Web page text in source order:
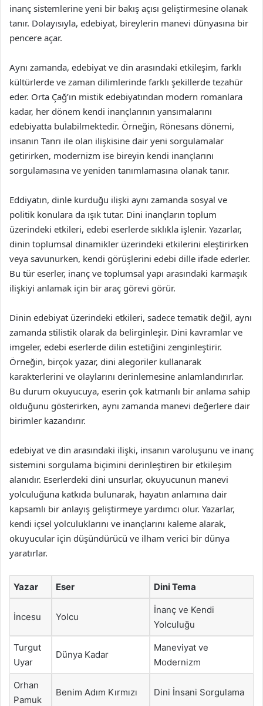
inanç sistemlerine yeni bir bakış açısı geliştirmesine olanak
tanır. Dolayısıyla, edebiyat, bireylerin manevi dünyasına bir
pencere açar.
Aynı zamanda, edebiyat ve din arasındaki etkileşim, farklı
kültürlerde ve zaman dilimlerinde farklı şekillerde tezahür
eder. Orta Çağ’ın mistik edebiyatından modern romanlara
kadar, her dönem kendi inançlarının yansımalarını
edebiyatta bulabilmektedir. Örneğin, Rönesans dönemi,
insanın Tanrı ile olan ilişkisine dair yeni sorgulamalar
getirirken, modernizm ise bireyin kendi inançlarını
sorgulamasına ve yeniden tanımlamasına olanak tanır.
Eddiyatın, dinle kurduğu ilişki aynı zamanda sosyal ve
politik konulara da ışık tutar. Dini inançların toplum
üzerindeki etkileri, edebi eserlerde sıklıkla işlenir. Yazarlar,
dinin toplumsal dinamikler üzerindeki etkilerini eleştirirken
veya savunurken, kendi görüşlerini edebi dille ifade ederler.
Bu tür eserler, inanç ve toplumsal yapı arasındaki karmaşık
ilişkiyi anlamak için bir araç görevi görür.
Dinin edebiyat üzerindeki etkileri, sadece tematik değil, aynı
zamanda stilistik olarak da belirginleşir. Dini kavramlar ve
imgeler, edebi eserlerde dilin estetiğini zenginleştirir.
Örneğin, birçok yazar, dini alegoriler kullanarak
karakterlerini ve olaylarını derinlemesine anlamlandırırlar.
Bu durum okuyucuya, eserin çok katmanlı bir anlama sahip
olduğunu gösterirken, aynı zamanda manevi değerlere dair
birimler kazandırır.
edebiyat ve din arasındaki ilişki, insanın varoluşunu ve inanç
sistemini sorgulama biçimini derinleştiren bir etkileşim
alanıdır. Eserlerdeki dini unsurlar, okuyucunun manevi
yolculuğuna katkıda bulunarak, hayatın anlamına dair
kapsamlı bir anlayış geliştirmeye yardımcı olur. Yazarlar,
kendi içsel yolculuklarını ve inançlarını kaleme alarak,
okuyucular için düşündürücü ve ilham verici bir dünya
yaratırlar.
Yazar Eser Dini Tema
İncesu Yolcu
İnanç ve Kendi
Yolculuğu
Turgut
Uyar
Dünya Kadar
Maneviyat ve
Modernizm
Orhan
Pamuk
Benim Adım Kırmızı Dini İnsani Sorgulama